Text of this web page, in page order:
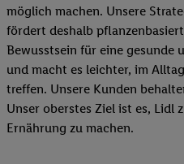
möglich machen. Unsere
fördert deshalb
Bewusstsein für eine gesunde
und macht es leichter, im
treffen. Unsere Kunden
Unser oberstes Ziel ist es, Lidl
Ernährung zu machen.